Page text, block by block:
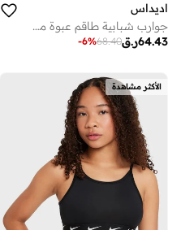
اديداس
جوارب شبابية طاقم عبوة من قطع
ر.ق64.43
68.40
-6%
الأكثر مشاهدة